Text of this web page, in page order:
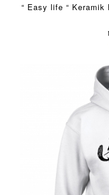
“ Easy life “